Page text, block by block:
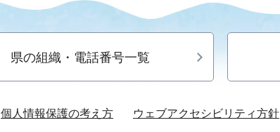
県の組織・電話番号一覧
個人情報保護の考え方 ウェブアクセシビリティ方針